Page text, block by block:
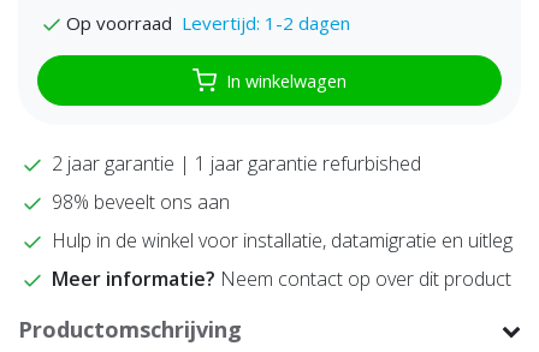
Op voorraad Levertijd: 1-2 dagen
In winkelwagen
2 jaar garantie | 1 jaar garantie refurbished
98% beveelt ons aan
Hulp in de winkel voor installatie, datamigratie en uitleg
Meer informatie? Neem contact op over dit product
Productomschrijving